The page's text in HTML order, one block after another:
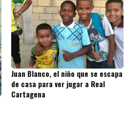
Juan Blanco, el niño que se escapa
de casa para ver jugar a Real
Cartagena